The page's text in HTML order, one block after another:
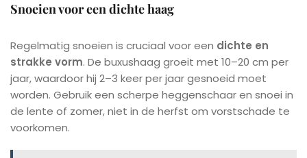
Snoeien voor een dichte haag
Regelmatig snoeien is cruciaal voor een dichte en
strakke vorm. De buxushaag groeit met 10–20 cm per
jaar, waardoor hij 2–3 keer per jaar gesnoeid moet
worden. Gebruik een scherpe heggenschaar en snoei in
de lente of zomer, niet in de herfst om vorstschade te
voorkomen.